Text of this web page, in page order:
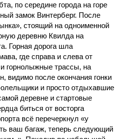
по середине города на горе
замок Винтерберг. После
стоящий на одноименной
деревню Квилда на
Горная дорога шла
где справа и слева от
горнолыжные трассы, на
видимо после окончания гонки
и просто отдыхавшие
деревне и стартовые
биться от восторга
всё перечеркнул «у
ваш багаж, теперь следующий